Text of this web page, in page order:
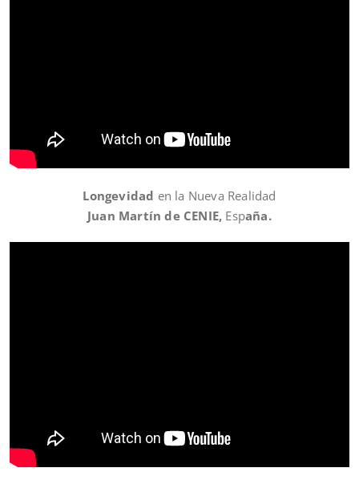
Longevidad en la Nueva Realidad
Juan Martín de CENIE, España.